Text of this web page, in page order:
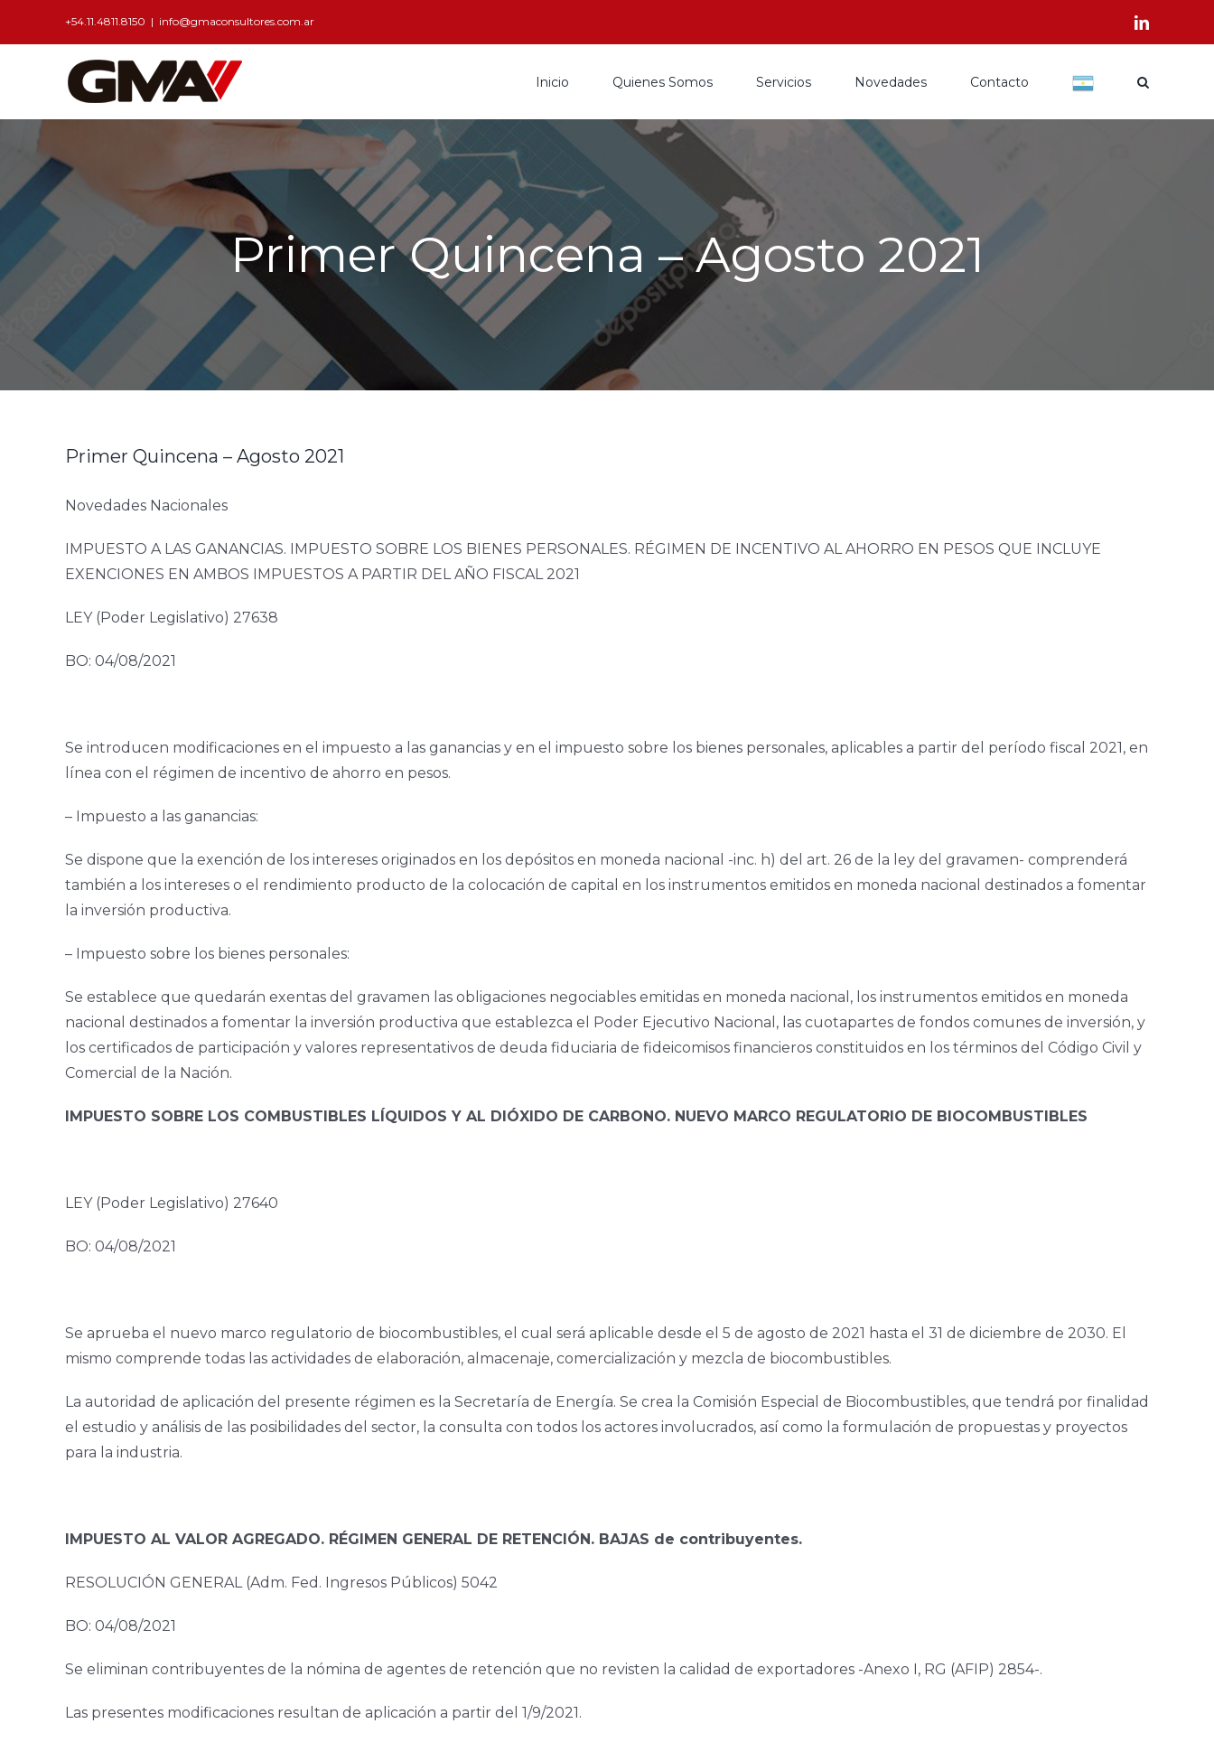
+54.11.4811.8150 | info@gmaconsultores.com.ar
Inicio Quienes Somos Servicios Novedades Contacto
Primer Quincena – Agosto 2021
Primer Quincena – Agosto 2021
Novedades Nacionales
IMPUESTO A LAS GANANCIAS. IMPUESTO SOBRE LOS BIENES PERSONALES. RÉGIMEN DE INCENTIVO AL AHORRO EN PESOS QUE INCLUYE
EXENCIONES EN AMBOS IMPUESTOS A PARTIR DEL AÑO FISCAL 2021
LEY (Poder Legislativo) 27638
BO: 04/08/2021
Se introducen modificaciones en el impuesto a las ganancias y en el impuesto sobre los bienes personales, aplicables a partir del período fiscal 2021, en
línea con el régimen de incentivo de ahorro en pesos.
– Impuesto a las ganancias:
Se dispone que la exención de los intereses originados en los depósitos en moneda nacional -inc. h) del art. 26 de la ley del gravamen- comprenderá
también a los intereses o el rendimiento producto de la colocación de capital en los instrumentos emitidos en moneda nacional destinados a fomentar
la inversión productiva.
– Impuesto sobre los bienes personales:
Se establece que quedarán exentas del gravamen las obligaciones negociables emitidas en moneda nacional, los instrumentos emitidos en moneda
nacional destinados a fomentar la inversión productiva que establezca el Poder Ejecutivo Nacional, las cuotapartes de fondos comunes de inversión, y
los certificados de participación y valores representativos de deuda fiduciaria de fideicomisos financieros constituidos en los términos del Código Civil y
Comercial de la Nación.
IMPUESTO SOBRE LOS COMBUSTIBLES LÍQUIDOS Y AL DIÓXIDO DE CARBONO. NUEVO MARCO REGULATORIO DE BIOCOMBUSTIBLES
LEY (Poder Legislativo) 27640
BO: 04/08/2021
Se aprueba el nuevo marco regulatorio de biocombustibles, el cual será aplicable desde el 5 de agosto de 2021 hasta el 31 de diciembre de 2030. El
mismo comprende todas las actividades de elaboración, almacenaje, comercialización y mezcla de biocombustibles.
La autoridad de aplicación del presente régimen es la Secretaría de Energía. Se crea la Comisión Especial de Biocombustibles, que tendrá por finalidad
el estudio y análisis de las posibilidades del sector, la consulta con todos los actores involucrados, así como la formulación de propuestas y proyectos
para la industria.
IMPUESTO AL VALOR AGREGADO. RÉGIMEN GENERAL DE RETENCIÓN. BAJAS de contribuyentes.
RESOLUCIÓN GENERAL (Adm. Fed. Ingresos Públicos) 5042
BO: 04/08/2021
Se eliminan contribuyentes de la nómina de agentes de retención que no revisten la calidad de exportadores -Anexo I, RG (AFIP) 2854-.
Las presentes modificaciones resultan de aplicación a partir del 1/9/2021.